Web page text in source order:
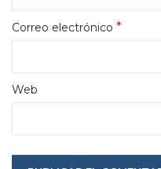
Correo electrónico *
Web